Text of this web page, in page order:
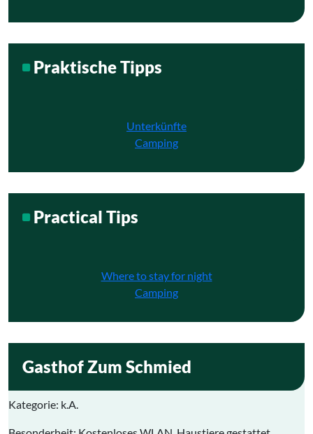
Praktische Tipps
Unterkünfte
Camping
Practical Tips
Where to stay for night
Camping
Gasthof Zum Schmied
Kategorie: k.A.